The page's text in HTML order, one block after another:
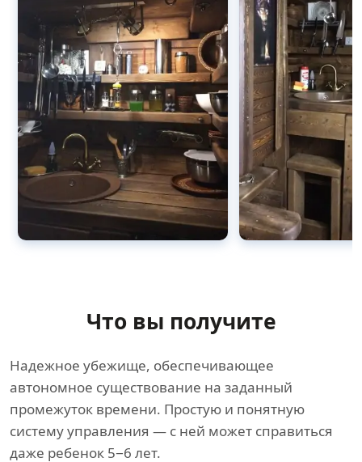
Что вы получите
Надежное убежище, обеспечивающее
автономное существование на заданный
промежуток времени. Простую и понятную
систему управления — с ней может справиться
даже ребенок 5−6 лет.